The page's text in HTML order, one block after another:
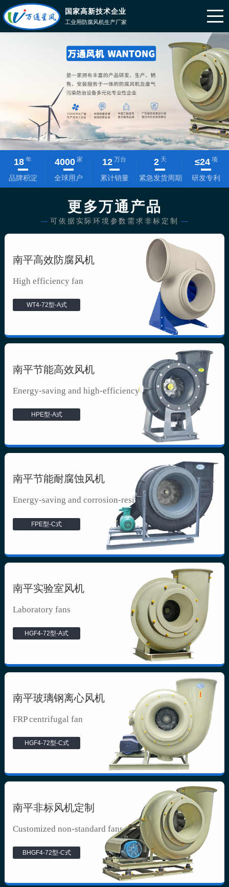
国家高新技术企业
工业用防腐风机生产厂家
18 年
品牌积淀
4000家
全球用户
12 万台
累计销量
2 天
紧急发货周期
≤24 项
研发专利
更多万通产品
— 可依据实际环境参数需求非标定制 —
南平高效防腐风机
High efficiency fan
WT4-72型-A式
南平节能高效风机
Energy-saving and high-efficiency f...
HPE型-A式
南平节能耐腐蚀风机
Energy-saving and corrosion-resista...
FPE型-C式
南平实验室风机
Laboratory fans
HGF4-72型-A式
南平玻璃钢离心风机
FRP centrifugal fan
HGF4-72型-C式
南平非标风机定制
Customized non-standard fans
BHGF4-72型-C式